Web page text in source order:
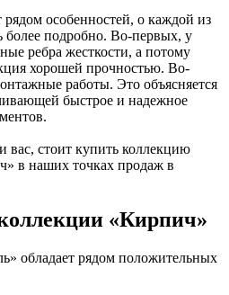
особенностей, о каждой из
более подробно. Во-первых, у
ребра жесткости, а потому
хорошей прочностью. Во-
работы. Это объясняется
быстрое и надежное
вас, стоит купить коллекцию
в наших точках продаж в
«Кирпич»
обладает рядом положительных